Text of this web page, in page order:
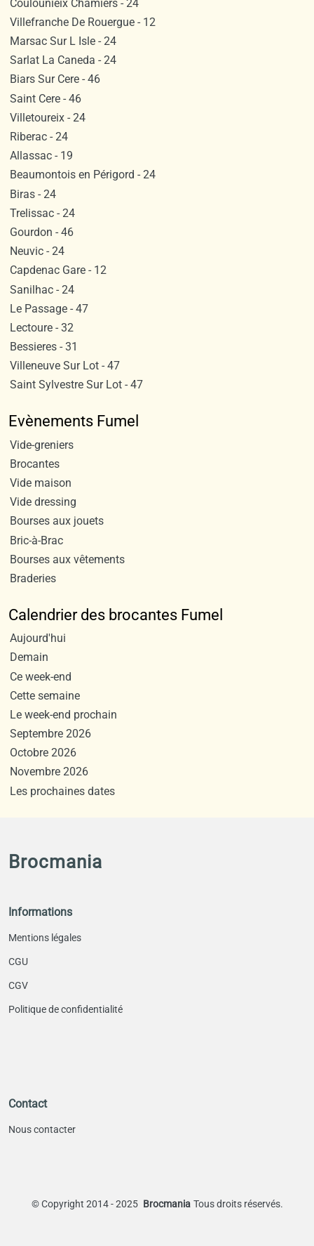
Coulounieix Chamiers - 24
Villefranche De Rouergue - 12
Marsac Sur L Isle - 24
Sarlat La Caneda - 24
Biars Sur Cere - 46
Saint Cere - 46
Villetoureix - 24
Riberac - 24
Allassac - 19
Beaumontois en Périgord - 24
Biras - 24
Trelissac - 24
Gourdon - 46
Neuvic - 24
Capdenac Gare - 12
Sanilhac - 24
Le Passage - 47
Lectoure - 32
Bessieres - 31
Villeneuve Sur Lot - 47
Saint Sylvestre Sur Lot - 47
Evènements Fumel
Vide-greniers
Brocantes
Vide maison
Vide dressing
Bourses aux jouets
Bric-à-Brac
Bourses aux vêtements
Braderies
Calendrier des brocantes Fumel
Aujourd'hui
Demain
Ce week-end
Cette semaine
Le week-end prochain
Septembre 2026
Octobre 2026
Novembre 2026
Les prochaines dates
Brocmania
Informations
Mentions légales
CGU
CGV
Politique de confidentialité
Contact
Nous contacter
©Copyright 2014 - 2025 Brocmania Tous droits réservés.